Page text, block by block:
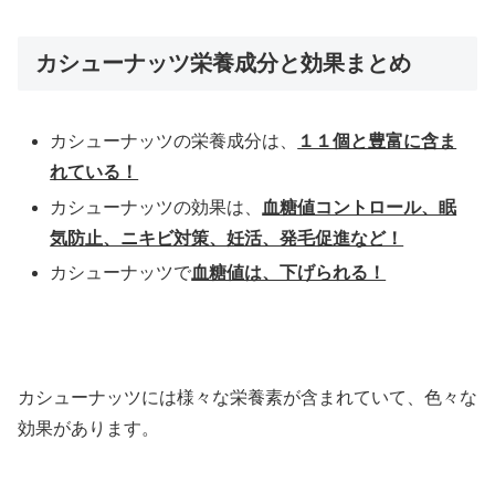
カシューナッツ栄養成分と効果まとめ
カシューナッツの栄養成分は、
１１個と豊富に含ま
れている！
カシューナッツの効果は、
血糖値コントロール、眠
気防止、ニキビ対策、妊活、発毛促進など！
カシューナッツで血糖値は、下げられる！
カシューナッツには様々な栄養素が含まれていて、色々な
効果があります。